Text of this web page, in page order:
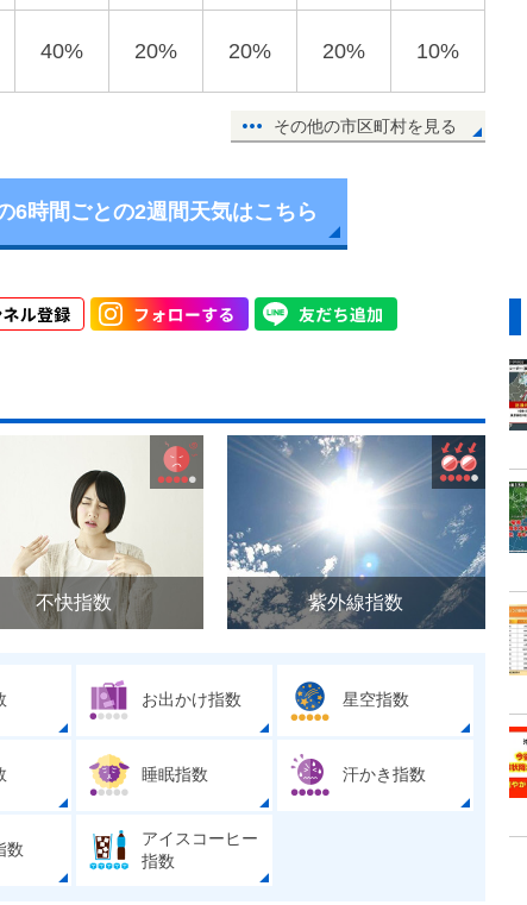
40% 20% 20% 20% 10%
その他の市区町村を見る
6時間ごとの2週間天気はこちら
不快指数 紫外線指数
お出かけ指数 星空指数
睡眠指数 汗かき指数
数
アイスコーヒー
指数